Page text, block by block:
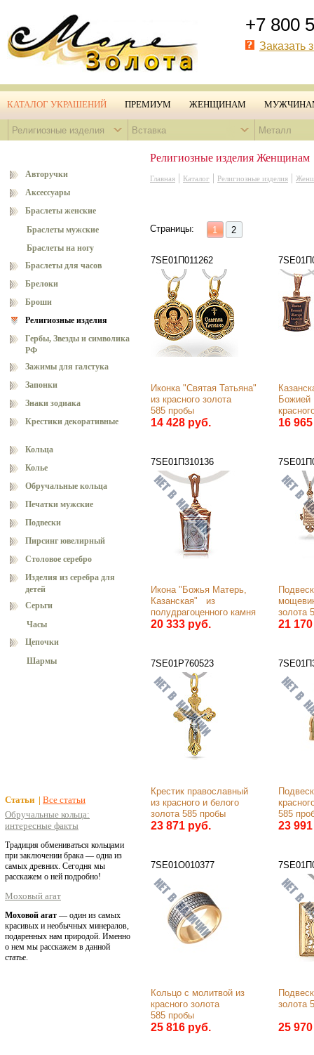
+7 800
Заказать
КАТАЛОГ УКРАШЕНИЙ ПРЕМИУМ ЖЕНЩИНАМ
Религиозные изделия Вставка Металл
Авторучки
Аксессуары
Браслеты женские
Браслеты мужские
Браслеты на ногу
Браслеты для часов
Брелоки
Броши
Религиозные изделия
Гербы, Звезды и символика
РФ
Зажимы для галстука
Запонки
Знаки зодиака
Крестики декоративные
Кольца
Колье
Обручальные кольца
Печатки мужские
Подвески
Пирсинг ювелирный
Столовое серебро
Изделия из серебра для
детей
Серьги
Часы
Цепочки
Шармы
Статьи | Все статьи
Обручальные кольца:
интересные факты
Традиция обмениваться кольцами
при заключении брака — одна из
самых древних. Сегодня мы
расскажем о ней подробно!
Моховый агат
Моховой агат — один из самых
красивых и необычных минералов,
подаренных нам природой. Именно
о нем мы расскажем в данной
статье.
Религиозные изделия Женщинам
Главная | Каталог | Религиозные изделия |
Страницы: 1 2
7SE01П011262
Иконка "Святая Татьяна"
из красного золота
585 пробы
14 428 руб.
Божией
585
16
7SE01П310136
Икона "Божья Матерь,
Казанская"   из
полудрагоценного камня
из красного золота
20 333 руб.
золота
21
7SE01Р760523
Крестик православный
из красного и белого
золота 585 пробы
23 871 руб.
585
23
7SE01О010377
Кольцо с молитвой из
красного золота
585 пробы
25 816 руб.
золота
25